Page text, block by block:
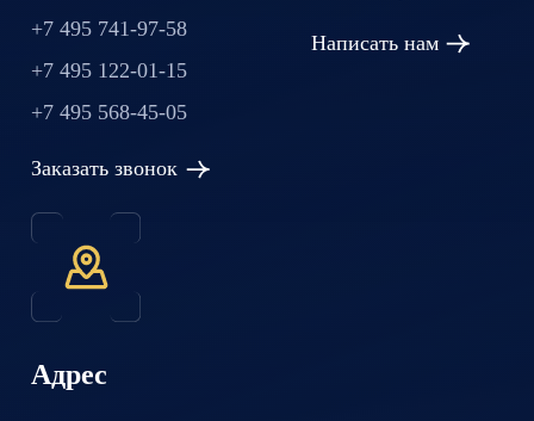
+7 495 741-97-58
+7 495 122-01-15
+7 495 568-45-05
Заказать звонок
Написать нам
Адрес